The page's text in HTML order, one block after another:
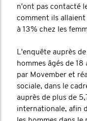
n'ont pas contacté
comment ils
à 13% chez les
L'enquête auprès
hommes âgés de
par Movember et
sociale, dans le
auprès de plus de
internationale, afin